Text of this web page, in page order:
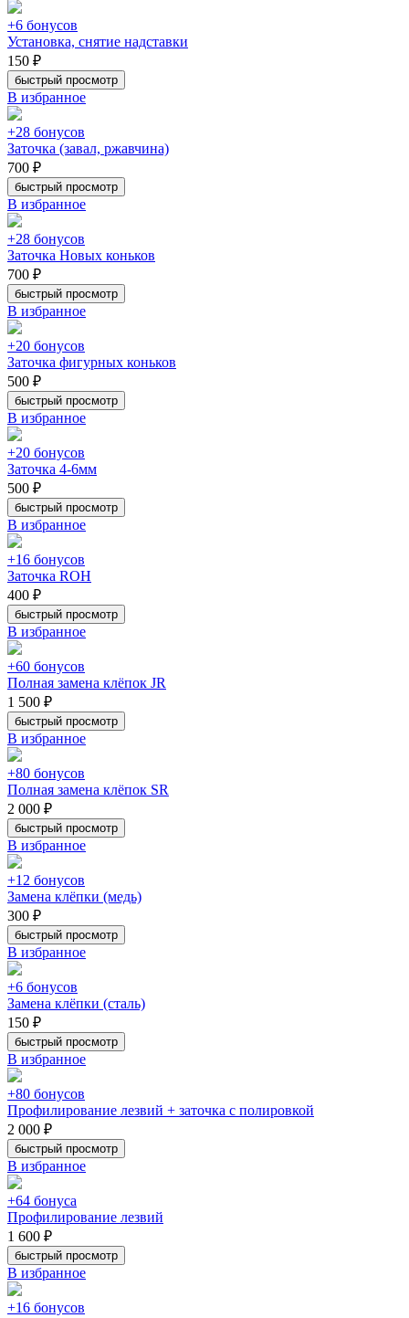
+6 бонусов
Установка, снятие надставки
150 ₽
быстрый просмотр
В избранное
+28 бонусов
Заточка (завал, ржавчина)
700 ₽
быстрый просмотр
В избранное
+28 бонусов
Заточка Новых коньков
700 ₽
быстрый просмотр
В избранное
+20 бонусов
Заточка фигурных коньков
500 ₽
быстрый просмотр
В избранное
+20 бонусов
Заточка 4-6мм
500 ₽
быстрый просмотр
В избранное
+16 бонусов
Заточка ROH
400 ₽
быстрый просмотр
В избранное
+60 бонусов
Полная замена клёпок JR
1 500 ₽
быстрый просмотр
В избранное
+80 бонусов
Полная замена клёпок SR
2 000 ₽
быстрый просмотр
В избранное
+12 бонусов
Замена клёпки (медь)
300 ₽
быстрый просмотр
В избранное
+6 бонусов
Замена клёпки (сталь)
150 ₽
быстрый просмотр
В избранное
+80 бонусов
Профилирование лезвий + заточка с полировкой
2 000 ₽
быстрый просмотр
В избранное
+64 бонуса
Профилирование лезвий
1 600 ₽
быстрый просмотр
В избранное
+16 бонусов